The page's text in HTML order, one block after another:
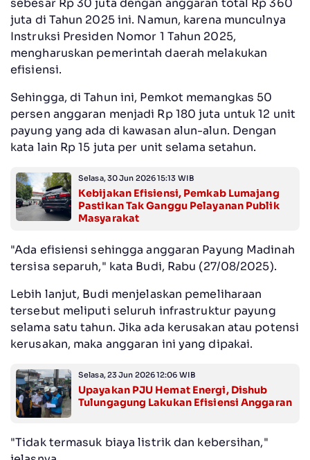
sebesar Rp 30 juta dengan anggaran total Rp 360
juta di Tahun 2025 ini. Namun, karena munculnya
Instruksi Presiden Nomor 1 Tahun 2025,
mengharuskan pemerintah daerah melakukan
efisiensi.
Sehingga, di Tahun ini, Pemkot memangkas 50
persen anggaran menjadi Rp 180 juta untuk 12 unit
payung yang ada di kawasan alun-alun. Dengan
kata lain Rp 15 juta per unit selama setahun.
Selasa, 30 Jun 2026 15:13 WIB
Kebijakan Efisiensi, Pemkab Lumajang
Pastikan Tak Ganggu Pelayanan Publik
Masyarakat
"Ada efisiensi sehingga anggaran Payung Madinah
tersisa separuh," kata Budi, Rabu (27/08/2025).
Lebih lanjut, Budi menjelaskan pemeliharaan
tersebut meliputi seluruh infrastruktur payung
selama satu tahun. Jika ada kerusakan atau potensi
kerusakan, maka anggaran ini yang dipakai.
Selasa, 23 Jun 2026 12:06 WIB
Upayakan PJU Hemat Energi, Dishub
Tulungagung Lakukan Efisiensi Anggaran
"Tidak termasuk biaya listrik dan kebersihan,"